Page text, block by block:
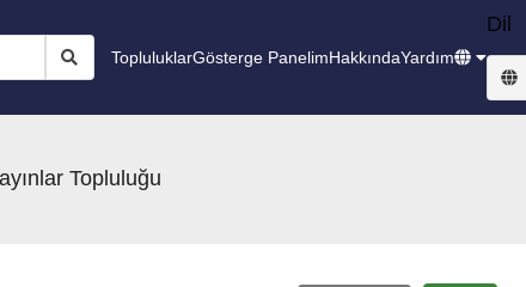
TopluluklarGösterge PanelimHakkındaYardım
Dil
Topluluğu